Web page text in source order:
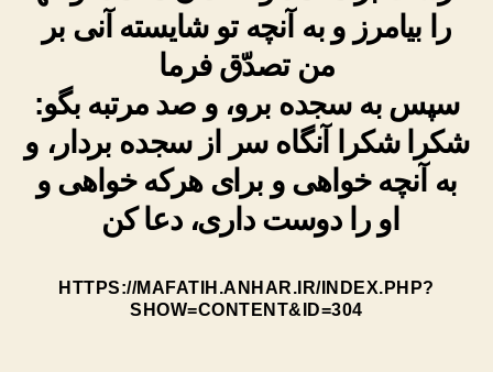
را بیامرز و به آنچه تو شایسته آنى بر
من تصدّق فرما
سپس به سجده برو، و صد مرتبه بگو:
شکرا شکرا آنگاه سر از سجده بردار، و
به آنچه خواهى و براى هرکه خواهى و
او را دوست دارى، دعا کن
HTTPS://MAFATIH.ANHAR.IR/INDEX.PHP?
SHOW=CONTENT&ID=304